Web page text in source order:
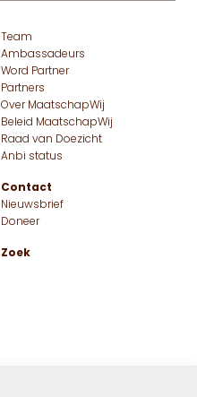
Team
Ambassadeurs
Word Partner
Partners
Over MaatschapWij
Beleid MaatschapWij
Raad van Doezicht
Anbi status
Contact
Nieuwsbrief
Doneer
Zoek